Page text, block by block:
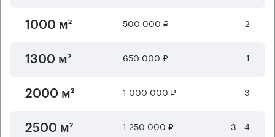
1000 м² 500 000 ₽ 2
1300 м² 650 000 ₽ 1
2000 м² 1 000 000 ₽ 3
2500 м² 1 250 000 ₽ 3 - 4